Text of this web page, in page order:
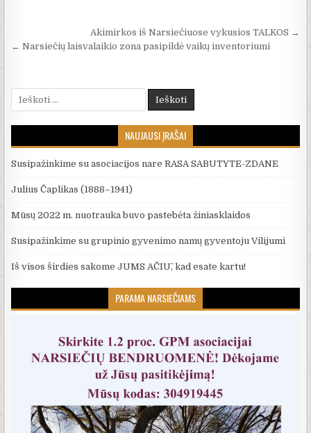
Navigacija tarp įrašų
Akimirkos iš Narsiečiuose vykusios TALKOS →
← Narsiečių laisvalaikio zona pasipildė vaikų inventoriumi
Ieškoti:
NAUJAUSI ĮRAŠAI
Susipažinkime su asociacijos nare RASA SABUTYTE-ZDANE
Julius Čaplikas (1888–1941)
Mūsų 2022 m. nuotrauka buvo pastebėta žiniasklaidos
Susipažinkime su grupinio gyvenimo namų gyventoju Vilijumi
Iš visos širdies sakome JUMS AČIŪ, kad esate kartu!
PARAMA NARSIEČIAMS